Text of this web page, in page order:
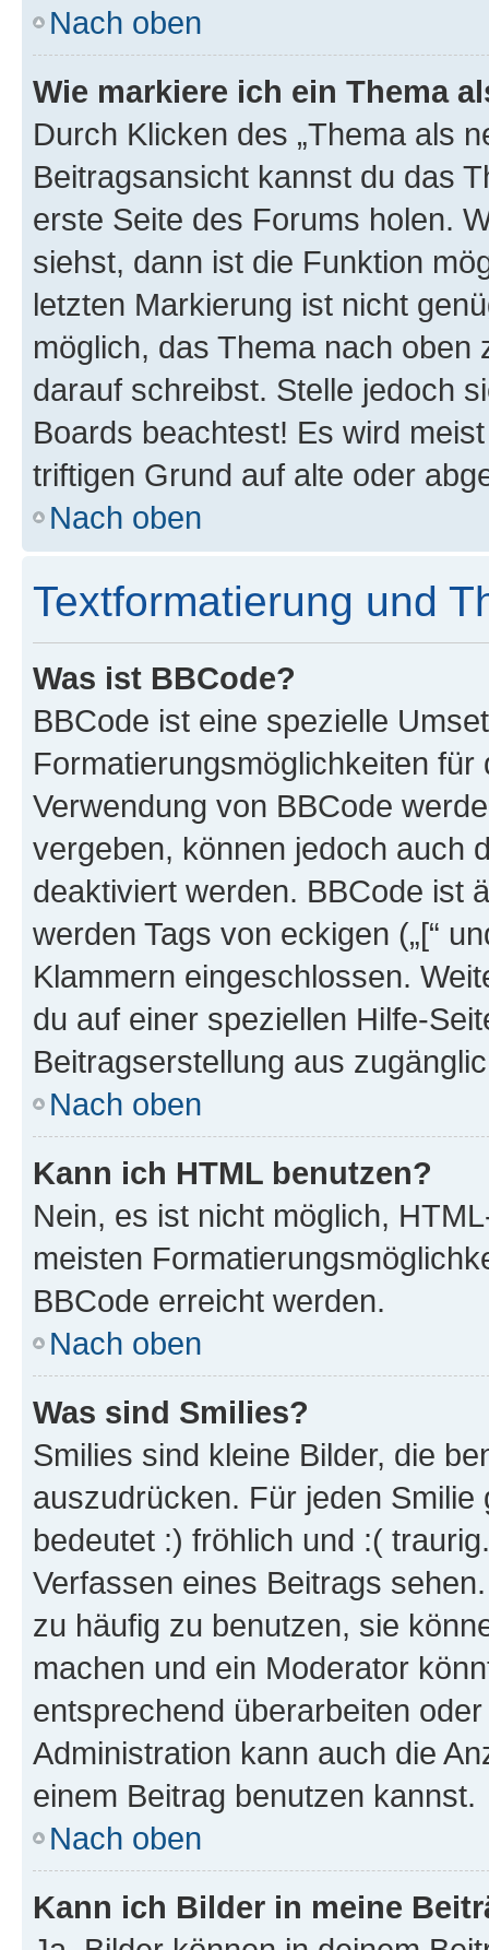
Nach oben
Wie markiere ich ein Thema
Durch Klicken des „Thema als
Beitragsansicht kannst du das
erste Seite des Forums holen.
siehst, dann ist die Funktion
letzten Markierung ist nicht
möglich, das Thema nach oben
darauf schreibst. Stelle jedoch
Boards beachtest! Es wird
triftigen Grund auf alte oder
Nach oben
Textformatierung und
Was ist BBCode?
BBCode ist eine spezielle
Formatierungsmöglichkeiten
Verwendung von BBCode
vergeben, können jedoch auch
deaktiviert werden. BBCode ist
werden Tags von eckigen („[“
Klammern eingeschlossen.
du auf einer speziellen Hilfe-
Beitragserstellung aus
Nach oben
Kann ich HTML benutzen?
Nein, es ist nicht möglich,
meisten
BBCode erreicht werden.
Nach oben
Was sind Smilies?
Smilies sind kleine Bilder, die
auszudrücken. Für jeden
bedeutet :) fröhlich und :(
Verfassen eines Beitrags
zu häufig zu benutzen, sie
machen und ein Moderator
entsprechend überarbeiten
Administration kann auch die
einem Beitrag benutzen kannst.
Nach oben
Kann ich Bilder in meine